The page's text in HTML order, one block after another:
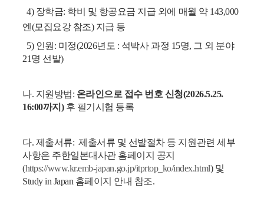
4) 장학금: 학비 및 항공요금 지급 외에 매월 약 143,000
엔(모집요강 참조) 지급 등
5) 인원: 미정(2026년도 : 석박사 과정 15명, 그 외 분야
21명 선발)
나. 지원방법: 온라인으로 접수 번호 신청(2026.5.25.
16:00까지)후 필기시험 등록
다. 제출서류:제출서류 및 선발절차 등 지원관련 세부
사항은 주한일본대사관 홈페이지 공지
(https://www.kr.emb-japan.go.jp/itprtop_ko/index.html) 및
Study in Japan 홈페이지 안내 참조.